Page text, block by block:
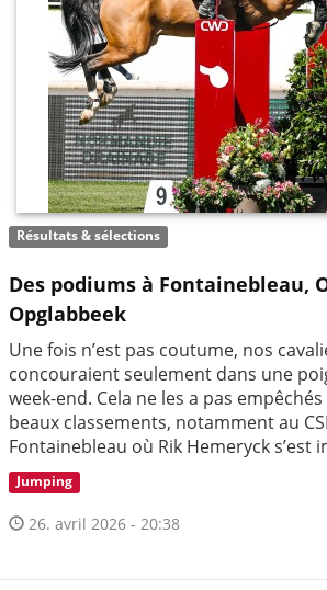
Résultats & sélections
Des podiums à Fontainebleau,
Opglabbeek
Une fois n’est pas coutume, nos
concouraient seulement dans une
week-end. Cela ne les a pas
beaux classements, notamment au
Fontainebleau où Rik Hemeryck s’est
Jumping
26. avril 2026 - 20:38